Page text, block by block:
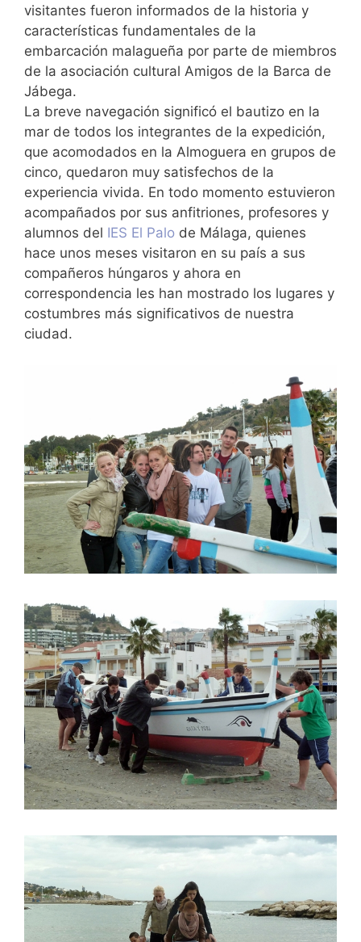
visitantes fueron informados de la historia y
características fundamentales de la
embarcación malagueña por parte de miembros
de la asociación cultural Amigos de la Barca de
Jábega.
La breve navegación significó el bautizo en la
mar de todos los integrantes de la expedición,
que acomodados en la Almoguera en grupos de
cinco, quedaron muy satisfechos de la
experiencia vivida. En todo momento estuvieron
acompañados por sus anfitriones, profesores y
alumnos del IES El Palo de Málaga, quienes
hace unos meses visitaron en su país a sus
compañeros húngaros y ahora en
correspondencia les han mostrado los lugares y
costumbres más significativos de nuestra
ciudad.